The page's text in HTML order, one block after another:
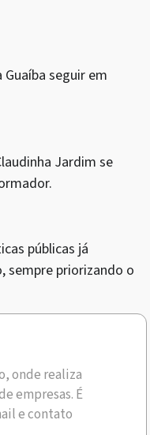
seguir em
Jardim se
públicas já
sempre priorizando o
onde realiza
empresas. É
e contato